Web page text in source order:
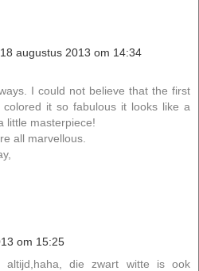
18 augustus 2013 om 14:34
I could not believe that the first
it so fabulous it looks like a
little masterpiece!
all marvellous.
om 15:25
altijd,haha, die zwart witte is ook